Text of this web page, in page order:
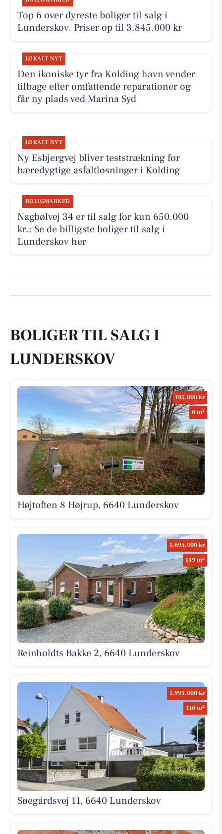
Top 6 over dyreste boliger til salg i
Lunderskov. Priser op til 3.845.000 kr
LOKALT NYT
Den ikoniske tyr fra Kolding havn vender
tilbage efter omfattende reparationer og
får ny plads ved Marina Syd
LOKALT NYT
Ny Esbjergvej bliver teststrækning for
bæredygtige asfaltløsninger i Kolding
BOLIGMARKED
Nagbølvej 34 er til salg for kun 650.000
kr.: Se de billigste boliger til salg i
Lunderskov her
BOLIGER TIL SALG I
LUNDERSKOV
195.000 kr
0 m2
Højtoften 8 Højrup, 6640 Lunderskov
1.695.000 kr
139 m2
Reinholdts Bakke 2, 6640 Lunderskov
1.995.000 kr
110 m2
Søegårdsvej 11, 6640 Lunderskov